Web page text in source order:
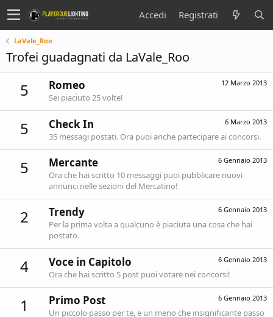
Accedi Registrati
LaVale_Roo
Trofei guadagnati da LaVale_Roo
5 12 Marzo 2013
Romeo
Sei piaciuto 25 volte!
5 6 Marzo 2013
Check In
35 messagi postati. Ora puoi anche partecipare ai concorsi.
5 6 Gennaio 2013
Mercante
Ora che hai scritto 10 messaggi puoi pubblicare nuovi
annunci nelle sezioni del Mercatino!
2 6 Gennaio 2013
Trendy
Per la prima volta a qualcuno è piaciuta una cosa che hai
postato.
4 6 Gennaio 2013
Voce in Capitolo
Ora che hai scritto 5 post puoi votare nei concorsi!
1 6 Gennaio 2013
Primo Post
Un piccolo passo per te, e un meno che insignificante passo